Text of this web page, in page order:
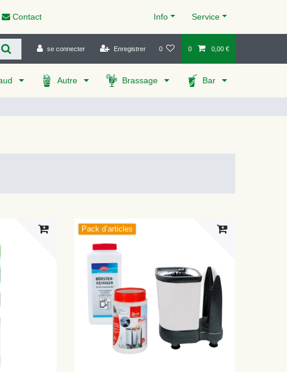
Contact Info Service
se connecter Enregistrer 0 0 0,00 €
Autre Brassage Bar
Pack d’articles